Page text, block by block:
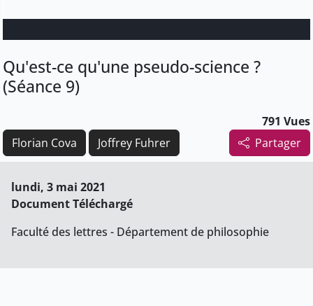
Qu'est-ce qu'une pseudo-science ?
(Séance 9)
791 Vues
Partager
Florian Cova Joffrey Fuhrer
lundi, 3 mai 2021
Document Téléchargé
Faculté des lettres - Département de philosophie